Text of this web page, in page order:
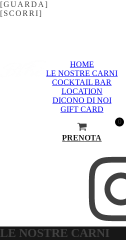
[GUARDA]
[SCORRI]
HOME
LE NOSTRE CARNI
COCKTAIL BAR
LOCATION
DICONO DI NOI
GIFT CARD
0
PRENOTA
LE NOSTRE CARNI